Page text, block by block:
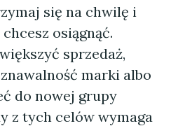
się na chwilę i
osiągnąć.
sprzedaż,
marki albo
do nowej grupy
z tych celów wymaga